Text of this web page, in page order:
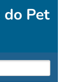
do Pet